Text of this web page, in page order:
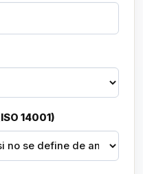
14001)